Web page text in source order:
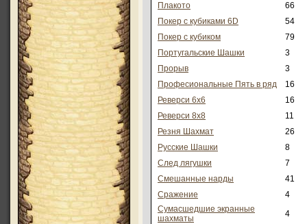
Плакото
66
Покер с кубиками 6D
54
Покер с кубиком
79
Португальские Шашки
3
Прорыв
3
Професиональные Пять в ряд
16
Реверси 6x6
16
Реверси 8x8
11
Резня Шахмат
26
Русские Шашки
8
След лягушки
7
Смешанные нарды
41
Сражение
4
Сумасшедшие экранные
шахматы
4